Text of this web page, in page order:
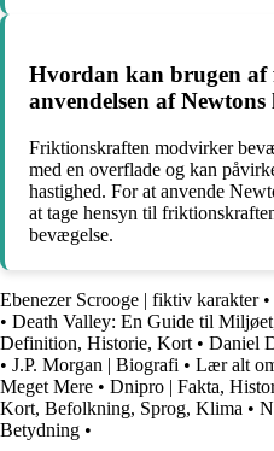
Hvordan kan brugen
anvendelsen af
Friktionskraften modvirker
med en overflade og kan
hastighed. For at anvende
at tage hensyn til
bevægelse.
Ebenezer Scrooge | fiktiv karakter•
• Death Valley: En Guide til
Definition, Historie, Kort • Daniel
• J.P. Morgan | Biografi • Lær alt
Meget Mere • Dnipro | Fakta,
Kort, Befolkning, Sprog, Klima •
Betydning •